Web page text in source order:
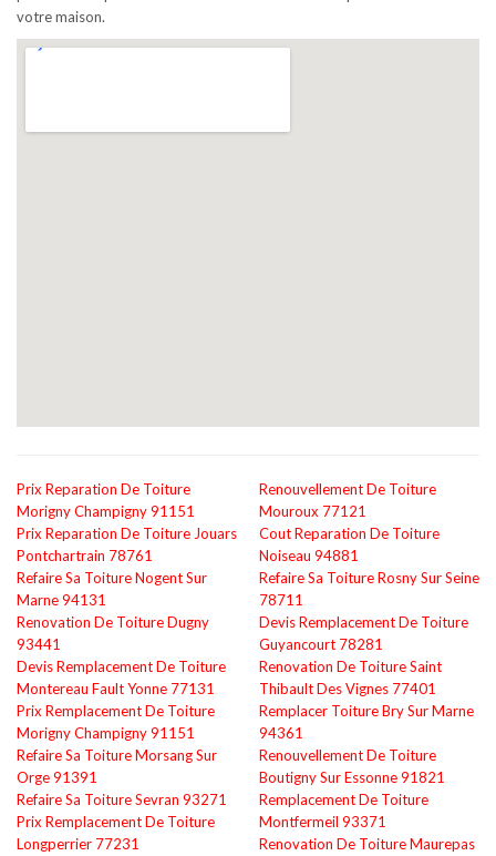
votre maison.
Prix Reparation De Toiture
Morigny Champigny 91151
Prix Reparation De Toiture Jouars
Pontchartrain 78761
Refaire Sa Toiture Nogent Sur
Marne 94131
Renovation De Toiture Dugny
93441
Devis Remplacement De Toiture
Montereau Fault Yonne 77131
Prix Remplacement De Toiture
Morigny Champigny 91151
Refaire Sa Toiture Morsang Sur
Orge 91391
Refaire Sa Toiture Sevran 93271
Prix Remplacement De Toiture
Longperrier 77231
Renouvellement De Toiture
Mouroux 77121
Cout Reparation De Toiture
Noiseau 94881
Refaire Sa Toiture Rosny Sur Seine
78711
Devis Remplacement De Toiture
Guyancourt 78281
Renovation De Toiture Saint
Thibault Des Vignes 77401
Remplacer Toiture Bry Sur Marne
94361
Renouvellement De Toiture
Boutigny Sur Essonne 91821
Remplacement De Toiture
Montfermeil 93371
Renovation De Toiture Maurepas